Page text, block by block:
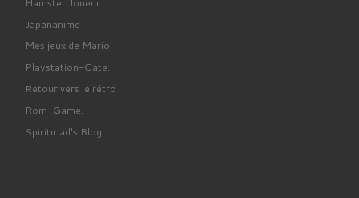
Japananime
Mes jeux de Mario
Playstation-Gate.
Retour vers le rétro
Rom-Game.
Spiritmad's Blog